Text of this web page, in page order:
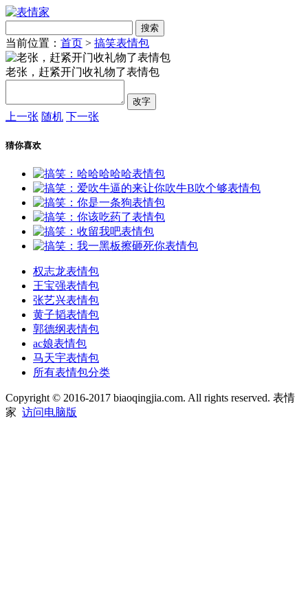
当前位置： 首页 > 搞笑表情包
老张，赶紧开门收礼物了表情包
上一张 随机 下一张
猜你喜欢
权志龙表情包
王宝强表情包
张艺兴表情包
黄子韬表情包
郭德纲表情包
ac娘表情包
马天宇表情包
所有表情包分类
Copyright © 2016-2017 biaoqingjia.com. All rights reserved. 表情
家 访问电脑版